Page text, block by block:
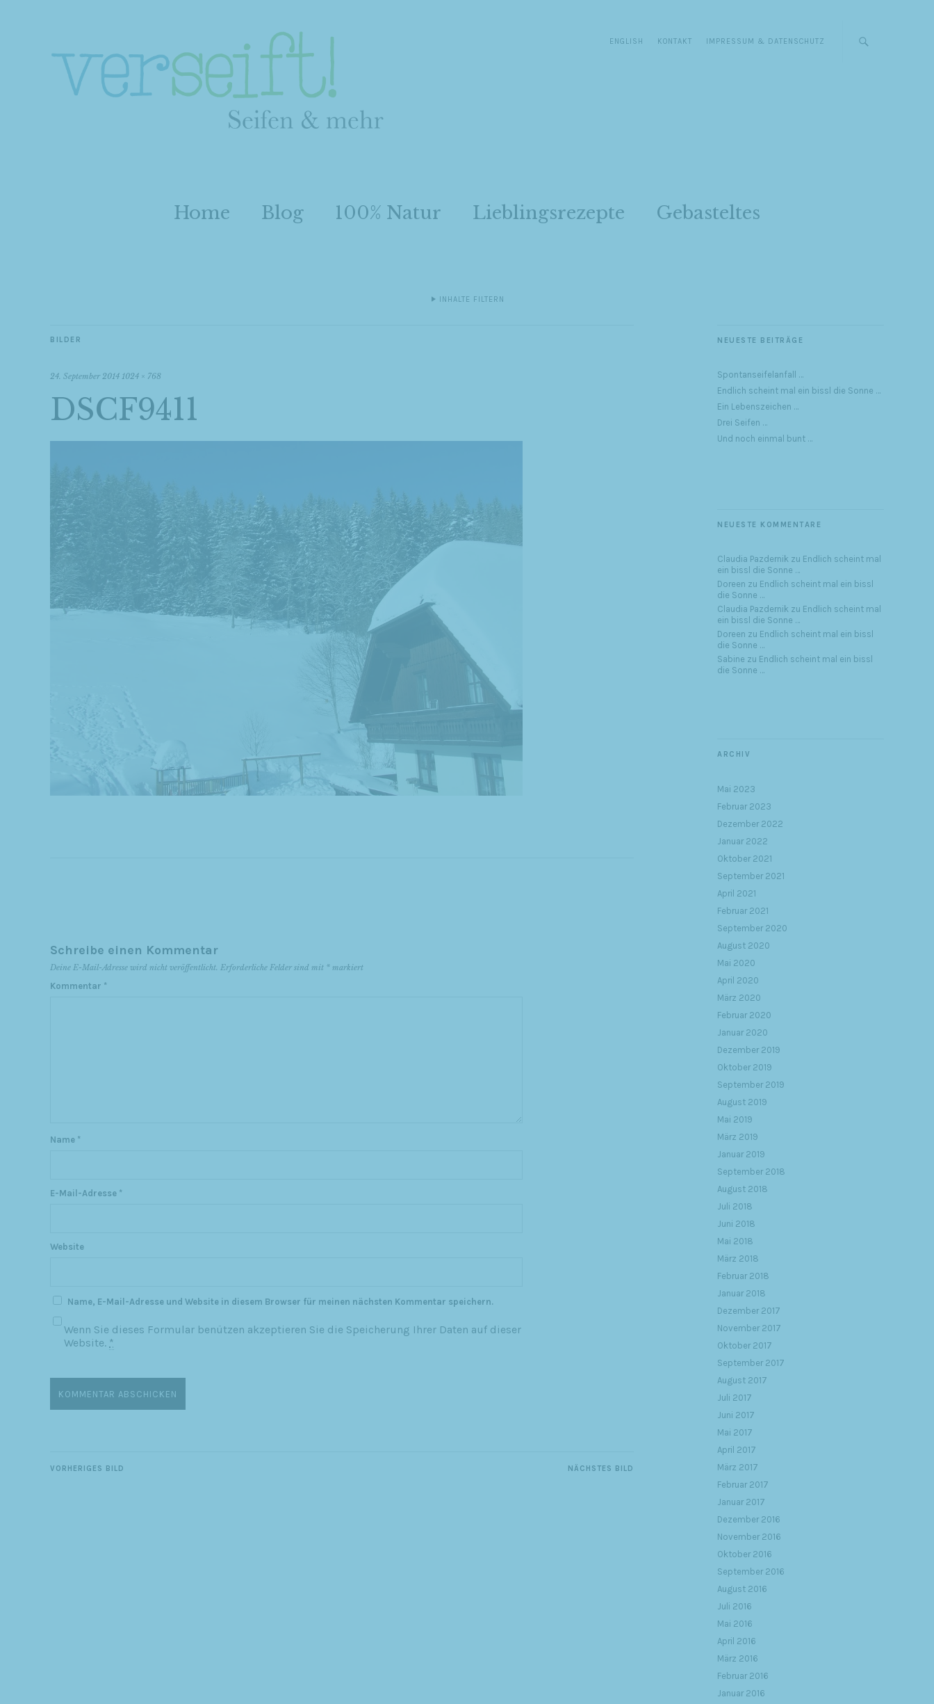
ENGLISH KONTAKT IMPRESSUM & DATENSCHUTZ
Home Blog 100% Natur Lieblingsrezepte Gebasteltes
INHALTE FILTERN
BILDER
24. September 2014 1024 × 768
DSCF9411
Schreibe einen Kommentar
Deine E-Mail-Adresse wird nicht veröffentlicht. Erforderliche Felder sind mit * markiert
Kommentar *
Name *
E-Mail-Adresse *
Website
Name, E-Mail-Adresse und Website in diesem Browser für meinen nächsten Kommentar speichern.
Wenn Sie dieses Formular benützen akzeptieren Sie die Speicherung Ihrer Daten auf dieser
Website. *
NÄCHSTES BILD
VORHERIGES BILD
NEUESTE BEITRÄGE
Spontanseifelanfall …
Endlich scheint mal ein bissl die Sonne …
Ein Lebenszeichen …
Drei Seifen …
Und noch einmal bunt …
NEUESTE KOMMENTARE
Claudia Pazdernik zu Endlich scheint mal
ein bissl die Sonne …
Doreen zu Endlich scheint mal ein bissl
die Sonne …
Claudia Pazdernik zu Endlich scheint mal
ein bissl die Sonne …
Doreen zu Endlich scheint mal ein bissl
die Sonne …
Sabine zu Endlich scheint mal ein bissl
die Sonne …
ARCHIV
Mai 2023
Februar 2023
Dezember 2022
Januar 2022
Oktober 2021
September 2021
April 2021
Februar 2021
September 2020
August 2020
Mai 2020
April 2020
März 2020
Februar 2020
Januar 2020
Dezember 2019
Oktober 2019
September 2019
August 2019
Mai 2019
März 2019
Januar 2019
September 2018
August 2018
Juli 2018
Juni 2018
Mai 2018
März 2018
Februar 2018
Januar 2018
Dezember 2017
November 2017
Oktober 2017
September 2017
August 2017
Juli 2017
Juni 2017
Mai 2017
April 2017
März 2017
Februar 2017
Januar 2017
Dezember 2016
November 2016
Oktober 2016
September 2016
August 2016
Juli 2016
Mai 2016
April 2016
März 2016
Februar 2016
Januar 2016